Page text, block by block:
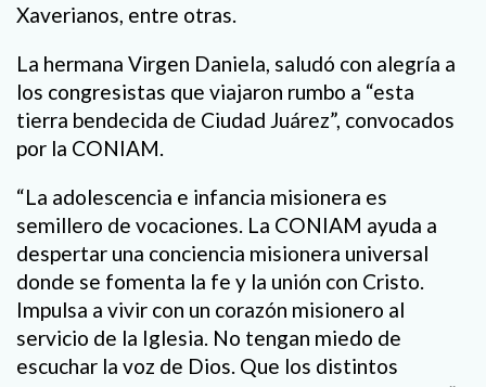
Xaverianos, entre otras.
La hermana Virgen Daniela, saludó con alegría a
los congresistas que viajaron rumbo a “esta
tierra bendecida de Ciudad Juárez”, convocados
por la CONIAM.
“La adolescencia e infancia misionera es
semillero de vocaciones. La CONIAM ayuda a
despertar una conciencia misionera universal
donde se fomenta la fe y la unión con Cristo.
Impulsa a vivir con un corazón misionero al
servicio de la Iglesia. No tengan miedo de
escuchar la voz de Dios. Que los distintos